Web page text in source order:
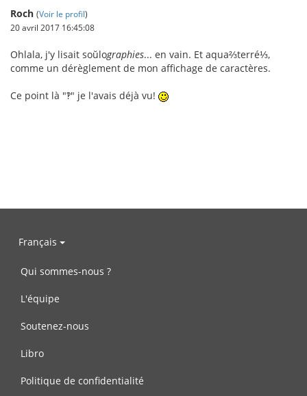
Roch (Voir le profil)
20 avril 2017 16:45:08
Ohlala, j'y lisait soŭlographies... en vain. Et aqua⅔terré⅓,
comme un dérèglement de mon affichage de caractères.
Ce point là "‽" je l'avais déjà vu!
Français
Qui sommes-nous ?
L'équipe
Soutenez-nous
Libro
Politique de confidentialité